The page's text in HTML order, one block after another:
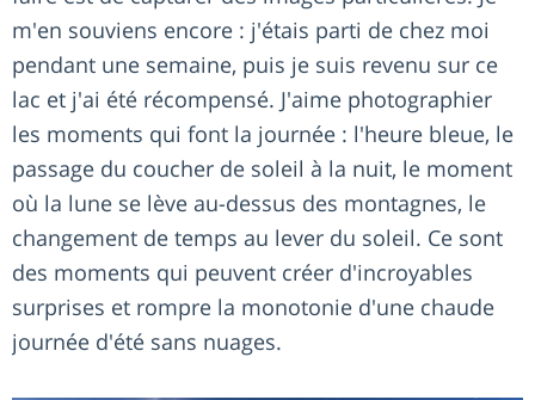
m'en souviens encore : j'étais parti de chez moi
pendant une semaine, puis je suis revenu sur ce
lac et j'ai été récompensé. J'aime photographier
les moments qui font la journée : l'heure bleue, le
passage du coucher de soleil à la nuit, le moment
où la lune se lève au-dessus des montagnes, le
changement de temps au lever du soleil. Ce sont
des moments qui peuvent créer d'incroyables
surprises et rompre la monotonie d'une chaude
journée d'été sans nuages.